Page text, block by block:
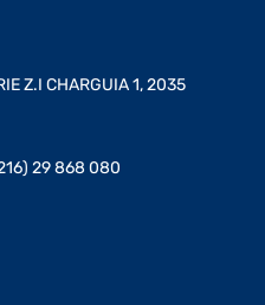
Z.I CHARGUIA 1, 2035
29 868 080